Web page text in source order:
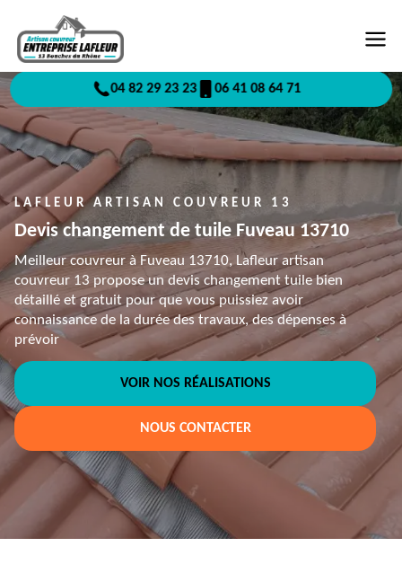
04 82 29 23 23 06 41 08 64 71
LAFLEUR ARTISAN COUVREUR 13
Devis changement de tuile Fuveau 13710
Meilleur couvreur à Fuveau 13710, Lafleur artisan
couvreur 13 propose un devis changement tuile bien
détaillé et gratuit pour que vous puissiez avoir
connaissance de la durée des travaux, des dépenses à
prévoir
VOIR NOS RÉALISATIONS
NOUS CONTACTER